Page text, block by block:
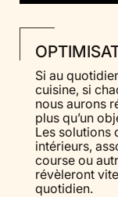
Si au
cuisine, si
nous aurons
plus qu’un
Les solutions
intérieurs,
course ou
révèleront
quotidien.